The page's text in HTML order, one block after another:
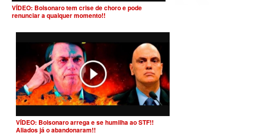
VÍDEO: Bolsonaro tem crise de choro e pode
renunciar a qualquer momento!!
VÍDEO: Bolsonaro arrega e se humilha ao STF!!
Aliados já o abandonaram!!